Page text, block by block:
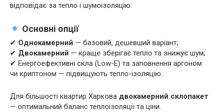
відповідає за тепло і шумоізоляцію.
Основні опції
✔ Однокамерний — базовий, дешевший варіант;
✔ Двокамерний — краще зберігає тепло та знижує шум;
✔ Енергоефективні скла (Low-E) та заповнення аргоном
чи криптоном — підвищують тепло-ізоляцію.
Для більшості квартир Харкова двокамерний склопакет
— оптимальний баланс теплоізоляції та ціни.